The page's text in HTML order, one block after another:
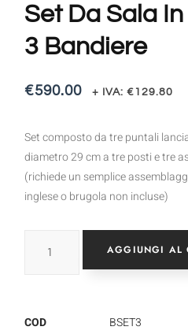
Set Da Sala
3 Bandiere
€590.00 + IVA: € 129.80
Set composto da tre puntali
diametro 29 cm a tre posti e tre
(richiede un semplice
inglese o brugola non incluse)
AGGIUNGI AL
COD
BSET3